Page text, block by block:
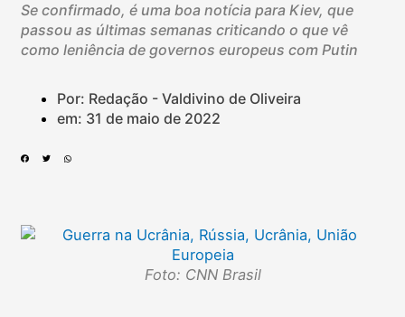
Se confirmado, é uma boa notícia para Kiev, que
passou as últimas semanas criticando o que vê
como leniência de governos europeus com Putin
Por: Redação - Valdivino de Oliveira
em: 31 de maio de 2022
Foto: CNN Brasil